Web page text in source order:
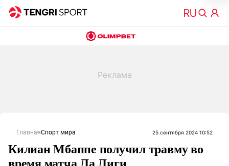
ГлавнаяСпорт мира 25 сентября 2024 10:52
Килиан Мбаппе получил травму во